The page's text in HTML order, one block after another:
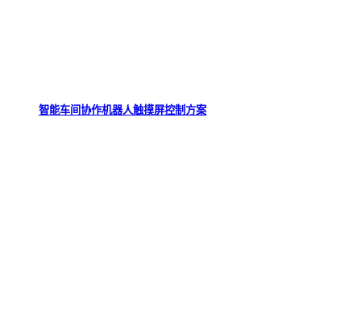
智能车间协作机器人触摸屏控制方案